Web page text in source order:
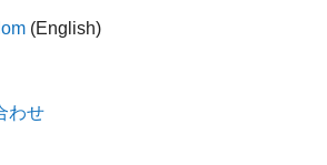
(English)
わせ